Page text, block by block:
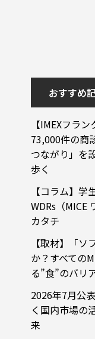
おすすめ
【IMEXフラ
73,000件の商
つながり」を
歩く
【コラム】
WDRs（MICE
カタチ
【取材】「
か？すべての
る”食”のバリ
2026年7月公
く国内市場の
来